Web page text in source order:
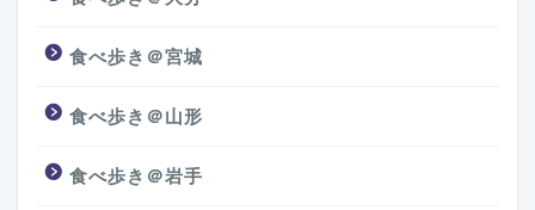
食べ歩き＠宮城
食べ歩き＠山形
食べ歩き＠岩手